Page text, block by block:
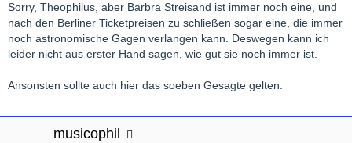
Sorry, Theophilus, aber Barbra Streisand ist immer noch eine, und
nach den Berliner Ticketpreisen zu schließen sogar eine, die immer
noch astronomische Gagen verlangen kann. Deswegen kann ich
leider nicht aus erster Hand sagen, wie gut sie noch immer ist.
Ansonsten sollte auch hier das soeben Gesagte gelten.
musicophil